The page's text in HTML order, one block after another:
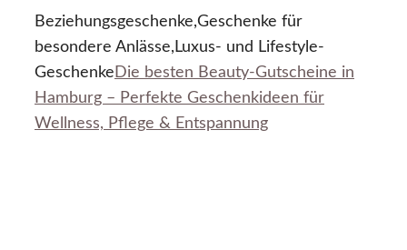
Beziehungsgeschenke,Geschenke für
besondere Anlässe,Luxus- und Lifestyle-
Geschenke Die besten Beauty-Gutscheine in
Hamburg – Perfekte Geschenkideen für
Wellness, Pflege & Entspannung